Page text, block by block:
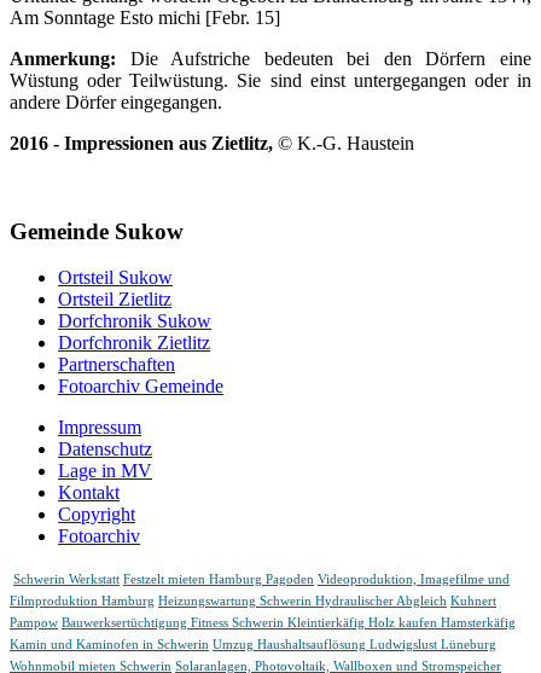
Am Sonntage Esto michi [Febr. 15]
Anmerkung: Die Aufstriche bedeuten bei den Dörfern eine
Wüstung oder Teilwüstung. Sie sind einst untergegangen oder in
andere Dörfer eingegangen.
2016 - Impressionen aus Zietlitz, © K.-G. Haustein
Gemeinde Sukow
Ortsteil Sukow
Ortsteil Zietlitz
Dorfchronik Sukow
Dorfchronik Zietlitz
Partnerschaften
Fotoarchiv Gemeinde
Impressum
Datenschutz
Lage in MV
Kontakt
Copyright
Fotoarchiv
Schwerin Werkstatt Festzelt mieten Hamburg Pagoden Videoproduktion, Imagefilme und
Filmproduktion Hamburg Heizungswartung Schwerin Hydraulischer Abgleich Kuhnert
Pampow Bauwerksertüchtigung Fitness Schwerin Kleintierkäfig Holz kaufen Hamsterkäfig
Kamin und Kaminofen in Schwerin Umzug Haushaltsauflösung Ludwigslust Lüneburg
Wohnmobil mieten Schwerin Solaranlagen, Photovoltaik, Wallboxen und Stromspeicher